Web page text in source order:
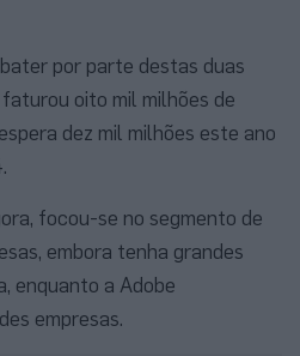
por parte destas duas
oito mil milhões de
dez mil milhões este ano
focou-se no segmento de
embora tenha grandes
enquanto a Adobe
empresas.